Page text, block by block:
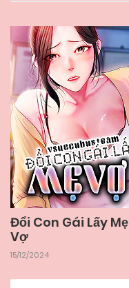
Chapter 1 14/12/2024
Đổi Con Gái Lấy Mẹ
Vợ
15/12/2024